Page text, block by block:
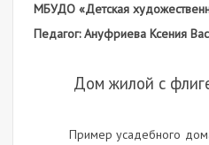
МБУДО «Детская
Педагог: Ануфриева Ксения
Дом жилой с
Пример усадебного дома